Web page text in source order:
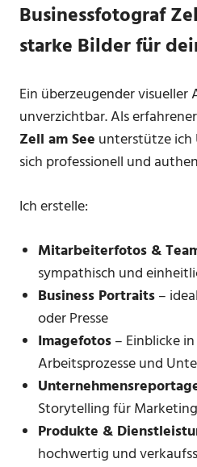
Businessfotograf
starke Bilder für
Ein überzeugender
unverzichtbar. Als erfahrener
Zell am See unterstütze ich
sich professionell und
Ich erstelle:
Mitarbeiterfotos &
sympathisch und
Business Portraits–
oder Presse
Imagefotos– Einblicke
Arbeitsprozesse und
Storytelling für
Produkte &
hochwertig und